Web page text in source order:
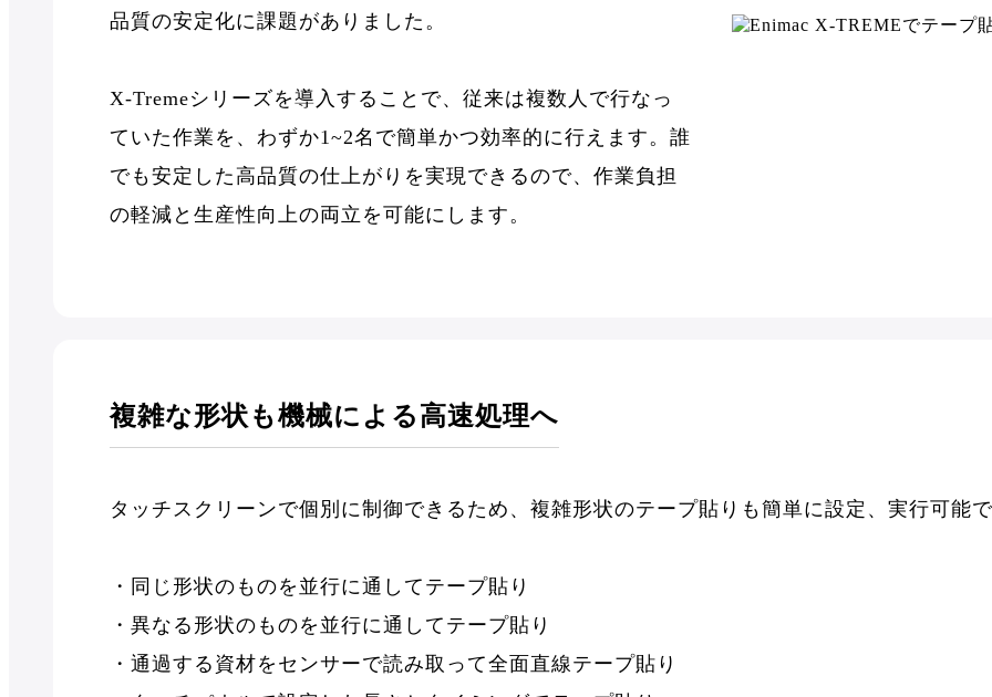
品質の安定化に課題がありました。
X-Tremeシリーズを導入することで、従来は複数人で行なっ
ていた作業を、わずか1~2名で簡単かつ効率的に行えます。誰
でも安定した高品質の仕上がりを実現できるので、作業負担
の軽減と生産性向上の両立を可能にします。
複雑な形状も機械による高速処理へ
タッチスクリーンで個別に制御できるため、複雑形状のテープ貼りも簡単に設定、実行可能
・同じ形状のものを並行に通してテープ貼り
・異なる形状のものを並行に通してテープ貼り
・通過する資材をセンサーで読み取って全面直線テープ貼り